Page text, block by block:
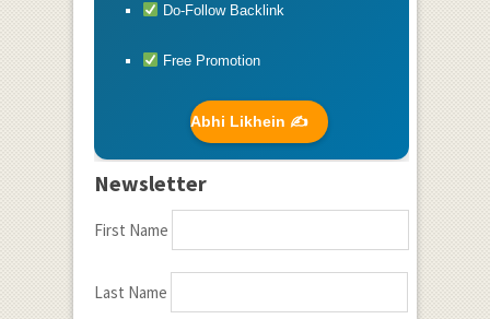
Do-Follow Backlink
Free Promotion
Abhi Likhein ✍️
Newsletter
First Name
Last Name